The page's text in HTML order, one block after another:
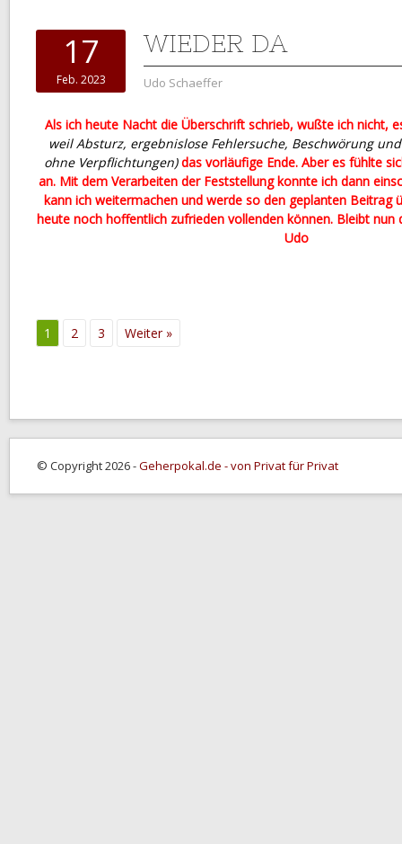
17
Feb. 2023
WIEDER DA
Udo Schaeffer
Als ich heute Nacht die Überschrift schrieb, wußte ich nicht,
weil Absturz, ergebnislose Fehlersuche, Beschwörung
ohne Verpflichtungen)das vorläufige Ende. Aber es fühlte
an. Mit dem Verarbeiten der Feststellung konnte ich dann
kann ich weitermachen und werde so den geplanten Beitrag
heute noch hoffentlich zufrieden vollenden können. Bleibt nun
Udo
1 2 3 Weiter »
© Copyright 2026 -Geherpokal.de - von Privat für Privat